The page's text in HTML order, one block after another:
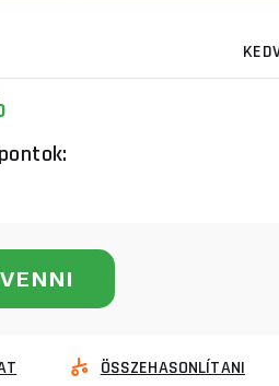
ÖSSZEHASONLÍTANI